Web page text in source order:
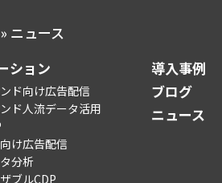
» ニュース
ション​
ド向け広告配信
ド人流データ活用
け広告配信
分析
ブルCDP
導入事例​
ブログ​
ニュース